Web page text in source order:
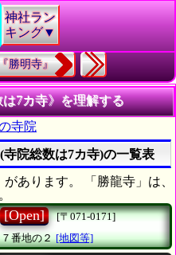
神社ラン
キング▼
勝明寺』
7カ寺》を理解する
寺院
院総数は7カ寺)の一覧表
あります。 「勝龍寺」は、
[Open]
[〒071-0171]
番地の２ [地図等]